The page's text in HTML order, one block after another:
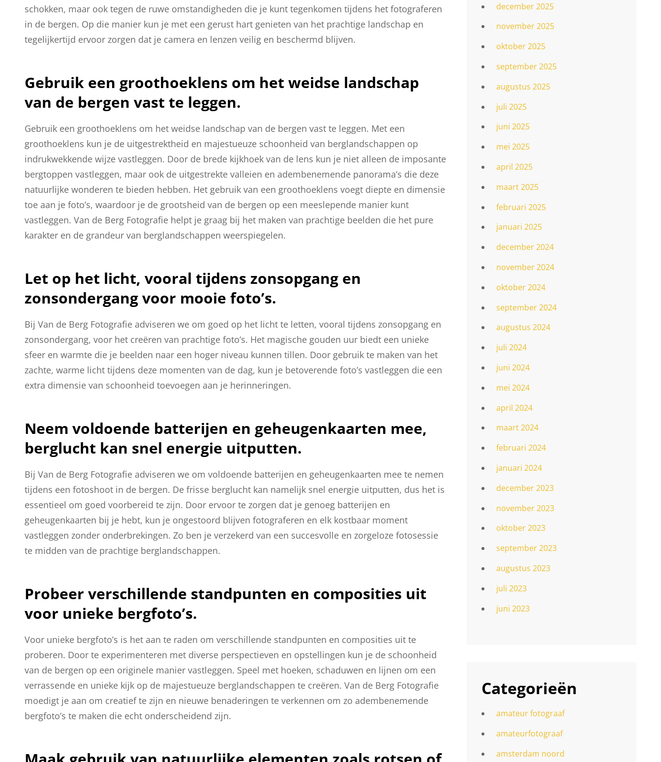
schokken, maar ook tegen de ruwe omstandigheden die je kunt tegenkomen tijdens het fotograferen
in de bergen. Op die manier kun je met een gerust hart genieten van het prachtige landschap en
tegelijkertijd ervoor zorgen dat je camera en lenzen veilig en beschermd blijven.
Gebruik een groothoeklens om het weidse landschap
van de bergen vast te leggen.
Gebruik een groothoeklens om het weidse landschap van de bergen vast te leggen. Met een
groothoeklens kun je de uitgestrektheid en majestueuze schoonheid van berglandschappen op
indrukwekkende wijze vastleggen. Door de brede kijkhoek van de lens kun je niet alleen de imposante
bergtoppen vastleggen, maar ook de uitgestrekte valleien en adembenemende panorama’s die deze
natuurlijke wonderen te bieden hebben. Het gebruik van een groothoeklens voegt diepte en dimensie
toe aan je foto’s, waardoor je de grootsheid van de bergen op een meeslepende manier kunt
vastleggen. Van de Berg Fotografie helpt je graag bij het maken van prachtige beelden die het pure
karakter en de grandeur van berglandschappen weerspiegelen.
Let op het licht, vooral tijdens zonsopgang en
zonsondergang voor mooie foto’s.
Bij Van de Berg Fotografie adviseren we om goed op het licht te letten, vooral tijdens zonsopgang en
zonsondergang, voor het creëren van prachtige foto’s. Het magische gouden uur biedt een unieke
sfeer en warmte die je beelden naar een hoger niveau kunnen tillen. Door gebruik te maken van het
zachte, warme licht tijdens deze momenten van de dag, kun je betoverende foto’s vastleggen die een
extra dimensie van schoonheid toevoegen aan je herinneringen.
Neem voldoende batterijen en geheugenkaarten mee,
berglucht kan snel energie uitputten.
Bij Van de Berg Fotografie adviseren we om voldoende batterijen en geheugenkaarten mee te nemen
tijdens een fotoshoot in de bergen. De frisse berglucht kan namelijk snel energie uitputten, dus het is
essentieel om goed voorbereid te zijn. Door ervoor te zorgen dat je genoeg batterijen en
geheugenkaarten bij je hebt, kun je ongestoord blijven fotograferen en elk kostbaar moment
vastleggen zonder onderbrekingen. Zo ben je verzekerd van een succesvolle en zorgeloze fotosessie
te midden van de prachtige berglandschappen.
Probeer verschillende standpunten en composities uit
voor unieke bergfoto’s.
Voor unieke bergfoto’s is het aan te raden om verschillende standpunten en composities uit te
proberen. Door te experimenteren met diverse perspectieven en opstellingen kun je de schoonheid
van de bergen op een originele manier vastleggen. Speel met hoeken, schaduwen en lijnen om een
verrassende en unieke kijk op de majestueuze berglandschappen te creëren. Van de Berg Fotografie
moedigt je aan om creatief te zijn en nieuwe benaderingen te verkennen om zo adembenemende
bergfoto’s te maken die echt onderscheidend zijn.
december 2025
november 2025
oktober 2025
september 2025
augustus 2025
juli 2025
juni 2025
mei 2025
april 2025
maart 2025
februari 2025
januari 2025
december 2024
november 2024
oktober 2024
september 2024
augustus 2024
juli 2024
juni 2024
mei 2024
april 2024
maart 2024
februari 2024
januari 2024
december 2023
november 2023
oktober 2023
september 2023
augustus 2023
juli 2023
juni 2023
Categorieën
amateur fotograaf
amateurfotograaf
amsterdam noord